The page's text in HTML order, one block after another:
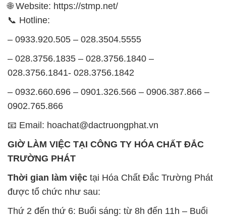
🌐 Website: https://stmp.net/
📞 Hotline:
– 0933.920.505 – 028.3504.5555
– 028.3756.1835 – 028.3756.1840 –
028.3756.1841- 028.3756.1842
– 0932.660.696 – 0901.326.566 – 0906.387.866 –
0902.765.866
📧 Email: hoachat@dactruongphat.vn
GIỜ LÀM VIỆC TẠI CÔNG TY HÓA CHẤT ĐẮC
TRƯỜNG PHÁT
Thời gian làm việc tại Hóa Chất Đắc Trường Phát
được tổ chức như sau:
Thứ 2 đến thứ 6: Buổi sáng: từ 8h đến 11h – Buổi